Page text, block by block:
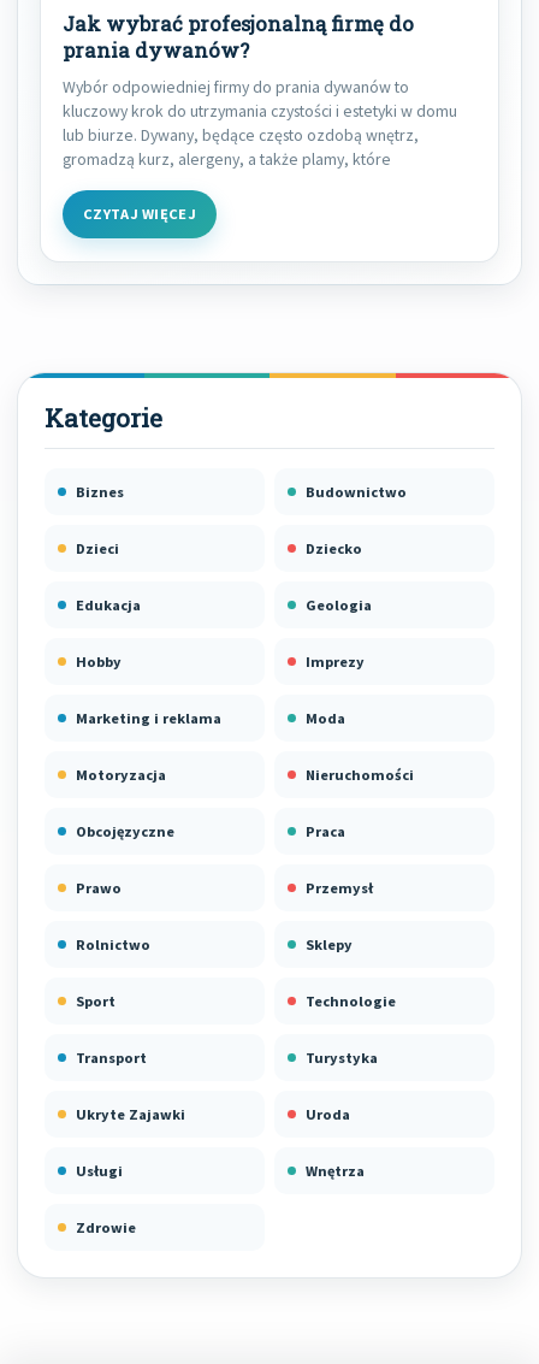
Jak wybrać profesjonalną firmę do
prania dywanów?
Wybór odpowiedniej firmy do prania dywanów to
kluczowy krok do utrzymania czystości i estetyki w domu
lub biurze. Dywany, będące często ozdobą wnętrz,
gromadzą kurz, alergeny, a także plamy, które
CZYTAJ WIĘCEJ
Biznes Budownictwo
Dzieci Dziecko
Edukacja Geologia
Hobby Imprezy
Marketing i reklama Moda
Motoryzacja Nieruchomości
Obcojęzyczne Praca
Prawo Przemysł
Rolnictwo Sklepy
Sport Technologie
Transport Turystyka
Ukryte Zajawki Uroda
Usługi Wnętrza
Zdrowie